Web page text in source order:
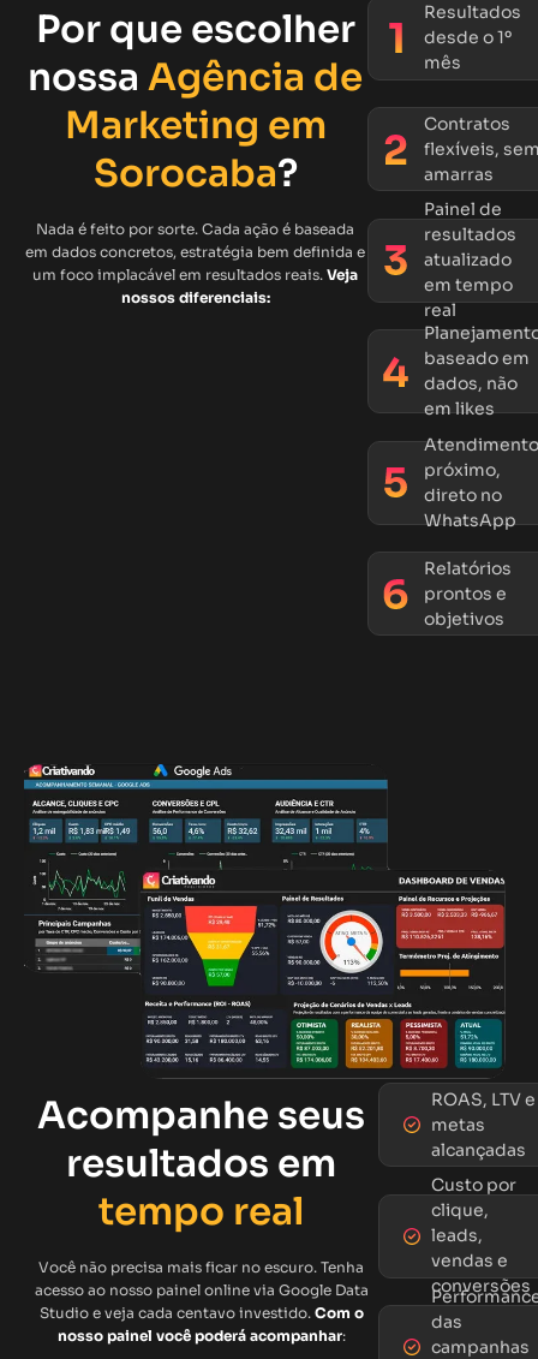
Por que escolher
nossaAgência de
Marketing em
Sorocaba?
Nada é feito por sorte. Cada ação é baseada
em dados concretos, estratégia bem definida e
um foco implacável em resultados reais.Veja
nossos diferenciais:
Resultados
desde o 1º
mês
Contratos
flexíveis,
amarras
Painel de
resultados
atualizado
em tempo
real
baseado em
dados, não
em likes
próximo,
direto no
WhatsApp
Relatórios
prontos e
objetivos
Acompanhe seus
resultados em
tempo real
Você não precisa mais ficar no escuro. Tenha
acesso ao nosso painel online via Google Data
Studio e veja cada centavo investido. Com o
nosso painel você poderá acompanhar:
ROAS, LTV e
metas
alcançadas
Custo por
clique,
leads,
vendas e
conversões
das
campanhas